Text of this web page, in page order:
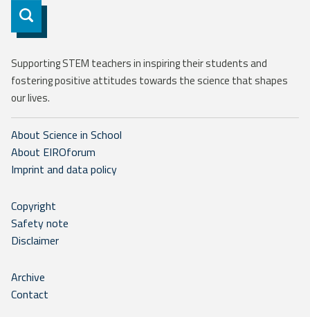
Subscribe
Supporting STEM teachers in inspiring their students and
fostering positive attitudes towards the science that shapes
our lives.
About Science in School
About EIROforum
Imprint and data policy
Copyright
Safety note
Disclaimer
Archive
Contact